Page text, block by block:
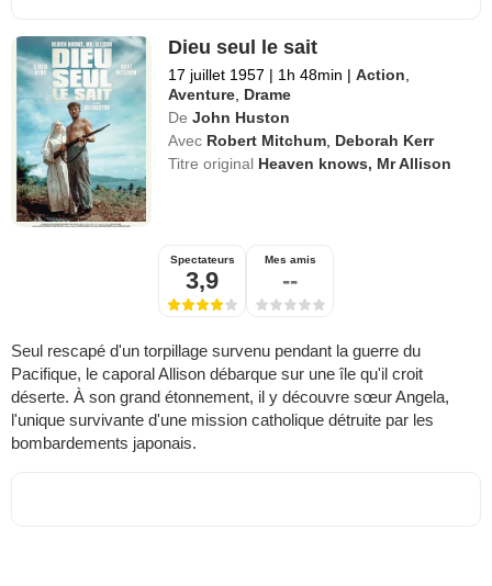
Dieu seul le sait
17 juillet 1957 | 1h 48min | Action
Aventure Drame
De John Huston
Avec Robert Mitchum Deborah Kerr
Titre original Heaven knows, Mr Allison
Spectateurs
3,9
Mes amis
--
Seul rescapé d'un torpillage survenu pendant la guerre du
Pacifique, le caporal Allison débarque sur une île qu'il croit
déserte. À son grand étonnement, il y découvre sœur Angela,
l'unique survivante d'une mission catholique détruite par les
bombardements japonais.